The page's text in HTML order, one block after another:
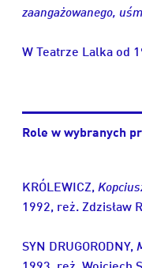
zaangażowanego,
W Teatrze Lalka od
Role w wybranych
KRÓLEWICZ,
1992, reż. Zdzisław
SYN DRUGORODNY,